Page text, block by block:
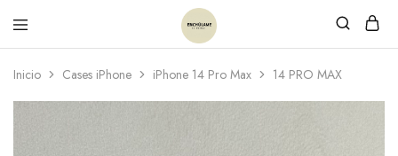
Inicio Cases iPhone iPhone 14 Pro Max 14 PRO MAX